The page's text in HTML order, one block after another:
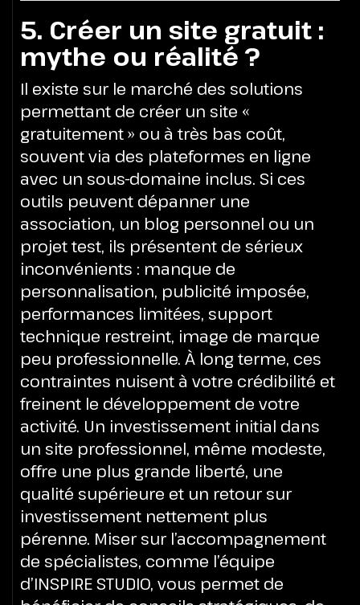
5. Créer un site gratuit :
mythe ou réalité ?
Il existe sur le marché des solutions
permettant de créer un site «
gratuitement » ou à très bas coût,
souvent via des plateformes en ligne
avec un sous-domaine inclus. Si ces
outils peuvent dépanner une
association, un blog personnel ou un
projet test, ils présentent de sérieux
inconvénients : manque de
personnalisation, publicité imposée,
performances limitées, support
technique restreint, image de marque
peu professionnelle. À long terme, ces
contraintes nuisent à votre crédibilité et
freinent le développement de votre
activité. Un investissement initial dans
un site professionnel, même modeste,
offre une plus grande liberté, une
qualité supérieure et un retour sur
investissement nettement plus
pérenne. Miser sur l’accompagnement
de spécialistes, comme l’équipe
d’INSPIRE STUDIO, vous permet de